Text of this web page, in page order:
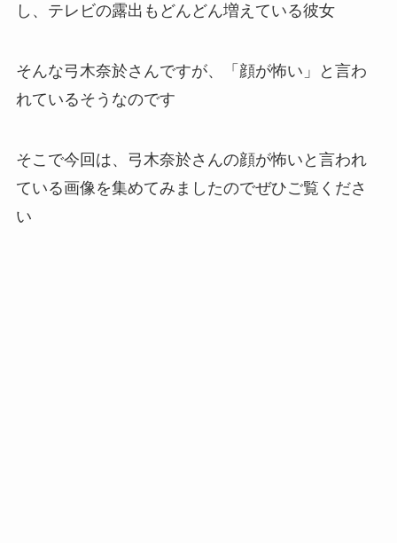
し、テレビの露出もどんどん増えている彼女
そんな弓木奈於さんですが、「顔が怖い」と言わ
れているそうなのです
そこで今回は、弓木奈於さんの顔が怖いと言われ
ている画像を集めてみましたのでぜひご覧くださ
い